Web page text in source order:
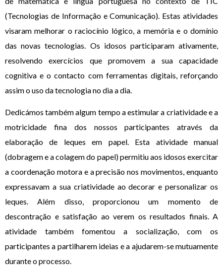
(Tecnologias de Informação e Comunicação). Estas atividades
visaram melhorar o raciocínio lógico, a memória e o domínio
das novas tecnologias. Os idosos participaram ativamente,
resolvendo exercícios que promovem a sua capacidade
cognitiva e o contacto com ferramentas digitais, reforçando
assim o uso da tecnologia no dia a dia.
Dedicámos também algum tempo a estimular a criatividade e a
motricidade fina dos nossos participantes através da
elaboração de leques em papel. Esta atividade manual
(dobragem e a colagem do papel) permitiu aos idosos exercitar
a coordenação motora e a precisão nos movimentos, enquanto
expressavam a sua criatividade ao decorar e personalizar os
leques. Além disso, proporcionou um momento de
descontração e satisfação ao verem os resultados finais. A
atividade também fomentou a socialização, com os
participantes a partilharem ideias e a ajudarem-se mutuamente
durante o processo.